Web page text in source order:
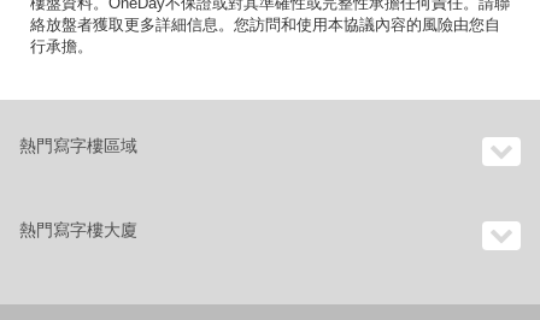
絡放盤者獲取更多詳細信息。您訪問和使用本協議內容的風險由您自
行承擔。
熱門寫字樓區域
熱門寫字樓大廈